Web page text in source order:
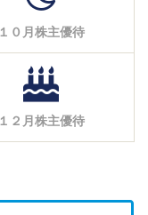
１０月株主優待
１２月株主優待